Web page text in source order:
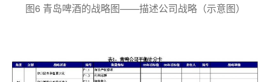
图6 青岛啤酒的战略图——描述公司战略（示意图）